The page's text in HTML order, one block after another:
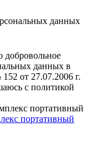
данных
данных в
от 27.07.2006 г.
с политикой
портативный